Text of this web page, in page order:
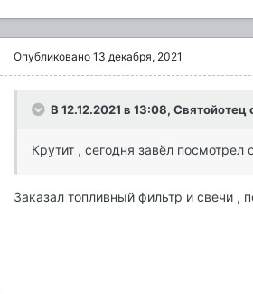
Опубликовано 13 декабря, 2021
В 12.12.2021 в 13:08, Святойотец
Крутит , сегодня завёл
Заказал топливный фильтр и свечи ,